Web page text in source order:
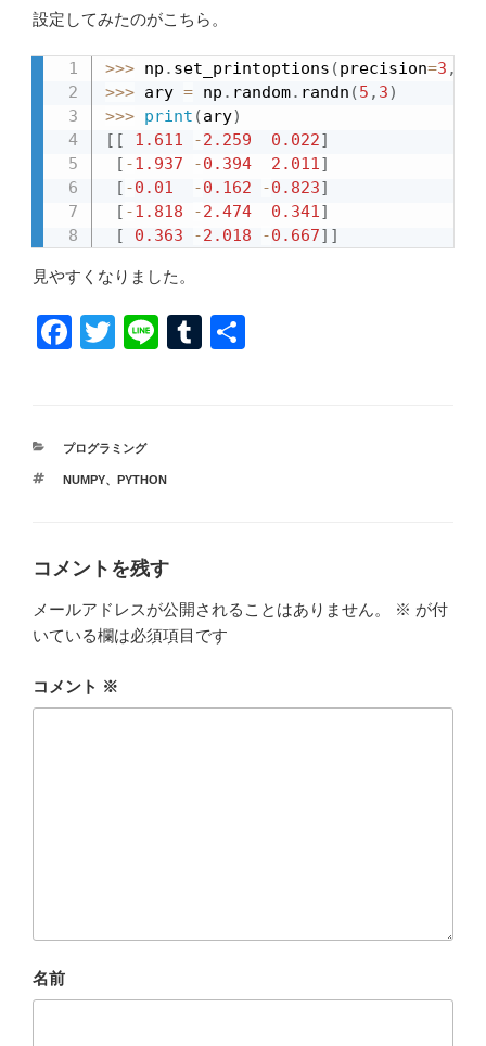
設定してみたのがこちら。
>>> np . set_printoptions (precision=3 ,
>>> ary = np . random. randn (5 , 3)
>>> print (ary)
[ [ 1.611 -2.259 0.022]
[ -1.937 -0.394 2.011]
[ -0.01 -0.162 -0.823]
[ -1.818 -2.474 0.341]
[
0.363 -2.018 -0.667] ]
見やすくなりました。
F
e
b
k
T
er
Li
T
カ
ゴ
プログラミング
タ
NUMPY、 PYTHON
コメントを残す
メールアドレスが公開されることはありません。 ※ が付
いている欄は必須項目です
コメント ※
名前